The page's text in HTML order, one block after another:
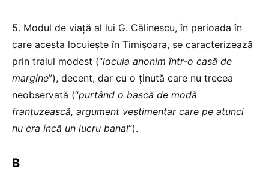
5. Modul de viață al lui G. Călinescu, în perioada în
care acesta locuiește în Timișoara, se caracterizează
prin traiul modest (“locuia anonim într-o casă de
margine”), decent, dar cu o ținută care nu trecea
neobservată (“purtând o bască de modă
franțuzească, argument vestimentar care pe atunci
nu era încă un lucru banal”).
B